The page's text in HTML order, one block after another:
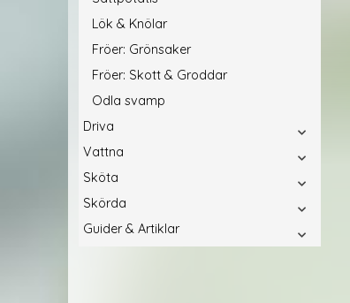
Lök & Knölar
Fröer: Grönsaker
Fröer: Skott & Groddar
Odla svamp
Driva
Vattna
Sköta
Skörda
Guider & Artiklar